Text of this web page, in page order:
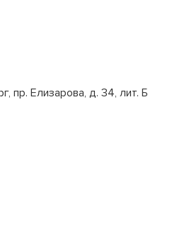
пр. Елизарова, д. 34, лит. Б